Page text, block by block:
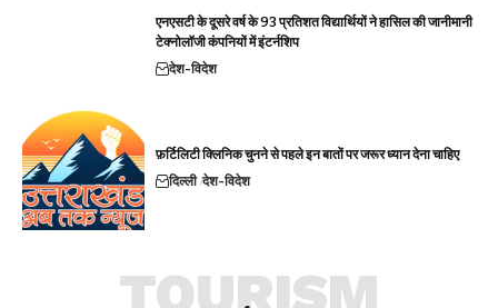
एनएसटी के दूसरे वर्ष के 93 प्रतिशत विद्यार्थियों ने हासिल की जानीमानी
टेक्नोलॉजी कंपनियों में इंटर्नशिप
देश-विदेश
फ़र्टिलिटी क्लिनिक चुनने से पहले इन बातों पर जरूर ध्यान देना चाहिए
दिल्ली देश-विदेश
TOURISM